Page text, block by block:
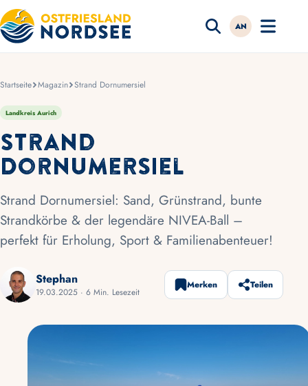
AN
Startseite Magazin Strand Dornumersiel
Landkreis Aurich
Strand
Dornumersiel
Strand Dornumersiel: Sand, Grünstrand, bunte
Strandkörbe & der legendäre NIVEA-Ball –
perfekt für Erholung, Sport & Familienabenteuer!
Stephan
19.03.2025 · 6 Min. Lesezeit
Merken Teilen